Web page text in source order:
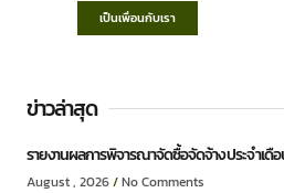
เป็นเพื่อนกับเรา
ข่าวล่าสุด
รายงานผลการพิจารณาจัดซื้อจัดจ้าง ประจำเ
August , 2026 No Comments